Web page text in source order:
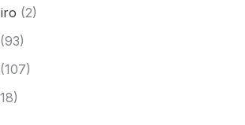
(2)
(93)
(107)